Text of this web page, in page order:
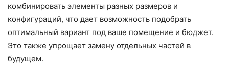
комбинировать элементы разных размеров и
конфигураций, что дает возможность подобрать
оптимальный вариант под ваше помещение и бюджет.
Это также упрощает замену отдельных частей в
будущем.